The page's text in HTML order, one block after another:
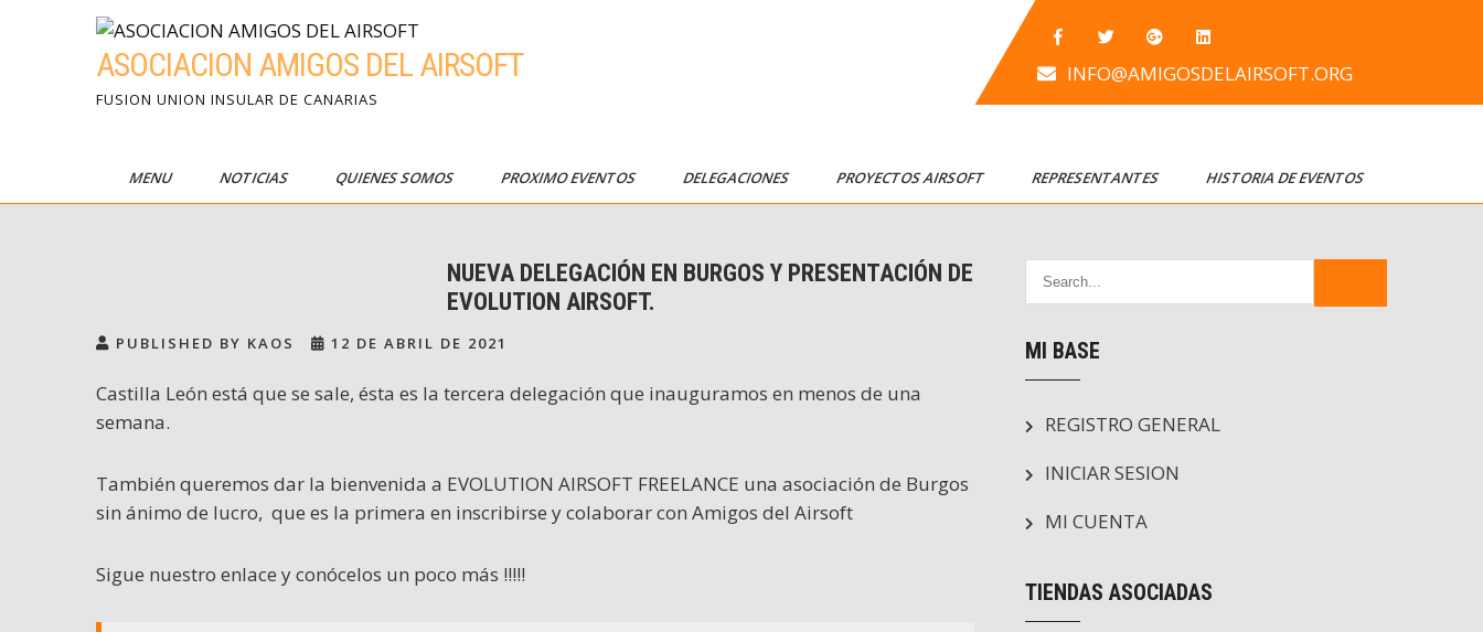
ASOCIACION AMIGOS DEL AIRSOFT
FUSION UNION INSULAR DE CANARIAS
INFO@AMIGOSDELAIRSOFT.ORG
MENU NOTICIAS QUIENES SOMOS PROXIMO EVENTOS DELEGACIONES PROYECTOS AIRSOFT REPRESENTANTES HISTORIA DE EVENTOS
NUEVA DELEGACIÓN EN BURGOS Y PRESENTACIÓN DE
EVOLUTION AIRSOFT.
PUBLISHED BY KAOS 12 DE ABRIL DE 2021
Castilla León está que se sale, ésta es la tercera delegación que inauguramos en menos de una
semana.
También queremos dar la bienvenida a EVOLUTION AIRSOFT FREELANCE una asociación de Burgos
sin ánimo de lucro, que es la primera en inscribirse y colaborar con Amigos del Airsoft
Sigue nuestro enlace y conócelos un poco más !!!!!
MI BASE
REGISTRO GENERAL
INICIAR SESION
MI CUENTA
TIENDAS ASOCIADAS